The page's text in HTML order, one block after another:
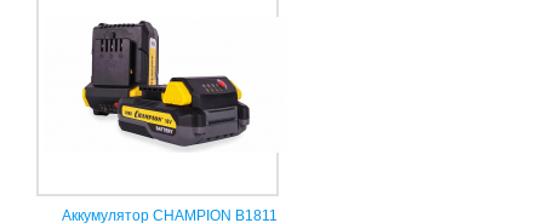
Аккумулятор CHAMPION B1811